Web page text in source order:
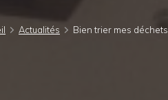
Actualités Bien trier mes déchets